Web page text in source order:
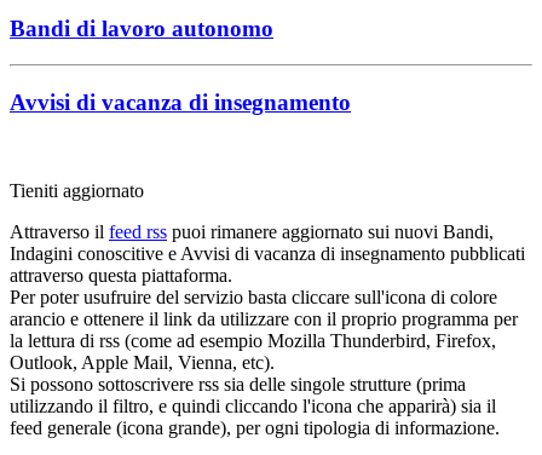
Bandi di lavoro autonomo
Avvisi di vacanza di insegnamento
Tieniti aggiornato
Attraverso il feed rss puoi rimanere aggiornato sui nuovi Bandi,
Indagini conoscitive e Avvisi di vacanza di insegnamento pubblicati
attraverso questa piattaforma.
Per poter usufruire del servizio basta cliccare sull'icona di colore
arancio e ottenere il link da utilizzare con il proprio programma per
la lettura di rss (come ad esempio Mozilla Thunderbird, Firefox,
Outlook, Apple Mail, Vienna, etc).
Si possono sottoscrivere rss sia delle singole strutture (prima
utilizzando il filtro, e quindi cliccando l'icona che apparirà) sia il
feed generale (icona grande), per ogni tipologia di informazione.